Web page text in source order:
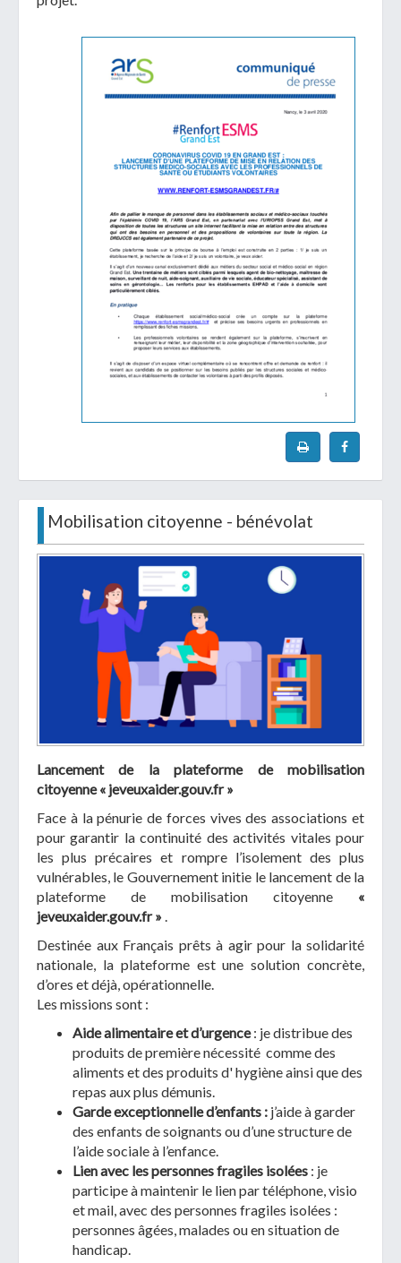
Mobilisation citoyenne - bénévolat
Lancement de la plateforme de mobilisation
citoyenne « jeveuxaider.gouv.fr »
Face à la pénurie de forces vives des associations et
pour garantir la continuité des activités vitales pour
les plus précaires et rompre l’isolement des plus
vulnérables, le Gouvernement initie le lancement de la
plateforme de mobilisation citoyenne «
jeveuxaider.gouv.fr » .
Destinée aux Français prêts à agir pour la solidarité
nationale, la plateforme est une solution concrète,
d’ores et déjà, opérationnelle.
Les missions sont :
Aide alimentaire et d’urgence: je distribue des
produits de première nécessité comme des
aliments et des produits d' hygiène ainsi que des
repas aux plus démunis.
Garde exceptionnelle d’enfants : j’aide à garder
des enfants de soignants ou d’une structure de
l’aide sociale à l’enfance.
Lien avec les personnes fragiles isolées : je
participe à maintenir le lien par téléphone, visio
et mail, avec des personnes fragiles isolées :
personnes âgées, malades ou en situation de
handicap.